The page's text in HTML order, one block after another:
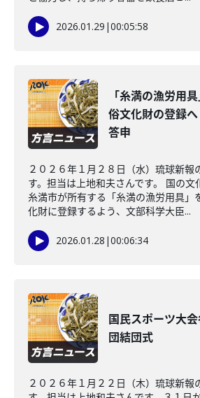
2026.01.29 |00:05:58
「糸満の漁労用
俗文化財の登録
答申
２０２６年１月２８日（水）琉球新報
す。担当は上地和夫さんです。 国の文
糸満市が所有する「糸満の漁労用具」
化財に登録するよう、文部科学大臣...
2026.01.28 |00:06:34
国民スポーツ大
団結団式
２０２６年１月２２日（木）琉球新報